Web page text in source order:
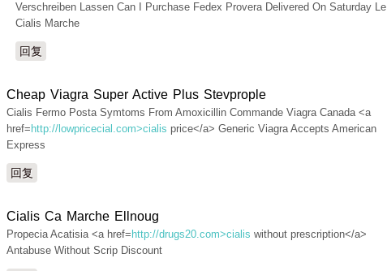
Verschreiben Lassen Can I Purchase Fedex Provera Delivered On Saturday Le
Cialis Marche
回复
Cheap Viagra Super Active Plus Stevprople
Cialis Fermo Posta Symtoms From Amoxicillin Commande Viagra Canada <a
href= http://lowpricecial.com>cialis price</a> Generic Viagra Accepts American
Express
回复
Cialis Ca Marche Ellnoug
Propecia Acatisia <a href= http://drugs20.com>cialis without prescription</a>
Antabuse Without Scrip Discount